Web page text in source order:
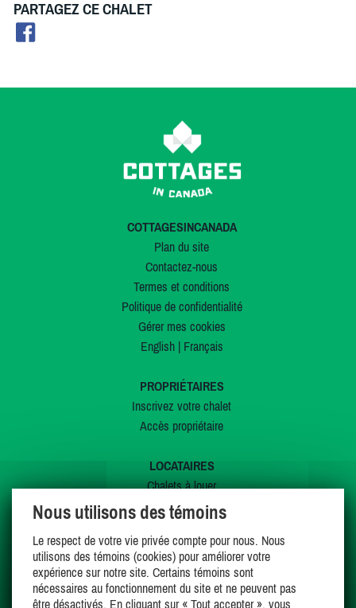
PARTAGEZ CE CHALET
COTTAGESINCANADA
Plan du site
Contactez-nous
Termes et conditions
Politique de confidentialité
Gérer mes cookies
English| Français
PROPRIÉTAIRES
Inscrivez votre chalet
Accès propriétaire
LOCATAIRES
Chalets à louer
Chalets à vendre
Offres spéciales
Mes favoris
Nous utilisons des témoins
Le respect de votre vie privée compte pour nous. Nous
utilisons des témoins (cookies) pour améliorer votre
expérience sur notre site. Certains témoins sont
nécessaires au fonctionnement du site et ne peuvent pas
être désactivés. En cliquant sur « Tout accepter », vous